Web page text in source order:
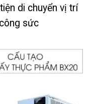
di chuyển vị trí
sức